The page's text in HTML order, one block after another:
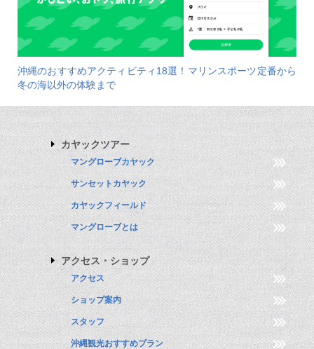
沖縄のおすすめアクティビティ18選！マリンスポーツ定番から
冬の海以外の体験まで
カヤックツアー
マングローブカヤック
サンセットカヤック
カヤックフィールド
マングローブとは
アクセス・ショップ
アクセス
ショップ案内
スタッフ
沖縄観光おすすめプラン